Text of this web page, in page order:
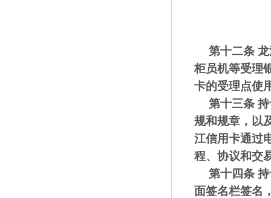
第十二条
柜员机等受理
卡的受理点使
第十三条
规和规章，以
江信用卡通过
程、协议和交
第十四条
面签名栏签名